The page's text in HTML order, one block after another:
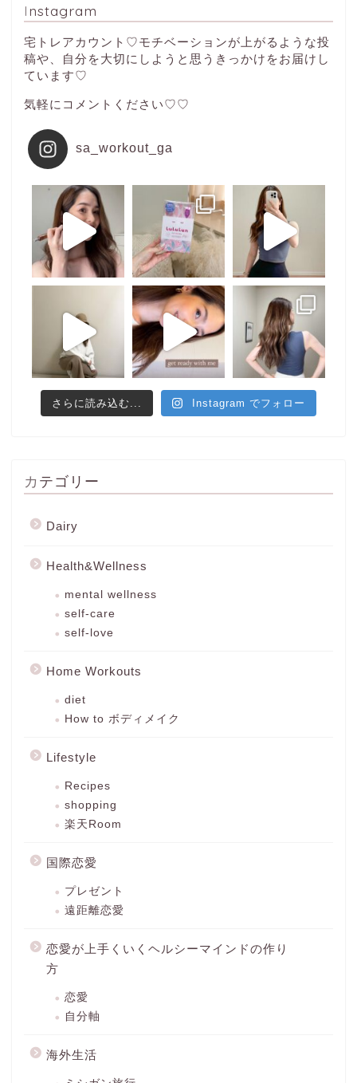
Instagram
宅トレアカウント♡モチベーションが上がるような投
稿や、自分を大切にしようと思うきっかけをお届けし
ています♡
気軽にコメントください♡♡
sa_workout_ga
さらに読み込む... Instagram でフォロー
カテゴリー
Dairy
Health&Wellness
mental wellness
self-care
self-love
Home Workouts
diet
How to ボディメイク
Lifestyle
Recipes
shopping
楽天Room
国際恋愛
プレゼント
遠距離恋愛
恋愛が上手くいくヘルシーマインドの作り
方
恋愛
自分軸
海外生活